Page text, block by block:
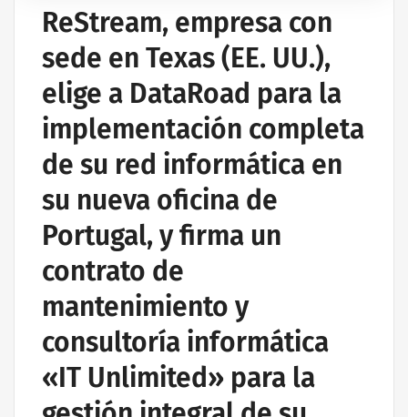
EMPRESA DE ASISTENCIA INFORMÁTICA | SERVICIOS
INFORMÁTICOS
PROYECTOS DE REDES INALÁMBRICAS
SERVICIOS INFORMÁTICOS Y ASISTENCIA INFORMÁTICA
ReStream, empresa con
sede en Texas (EE. UU.),
elige a DataRoad para la
implementación completa
de su red informática en
su nueva oficina de
Portugal, y firma un
contrato de
mantenimiento y
consultoría informática
«IT Unlimited» para la